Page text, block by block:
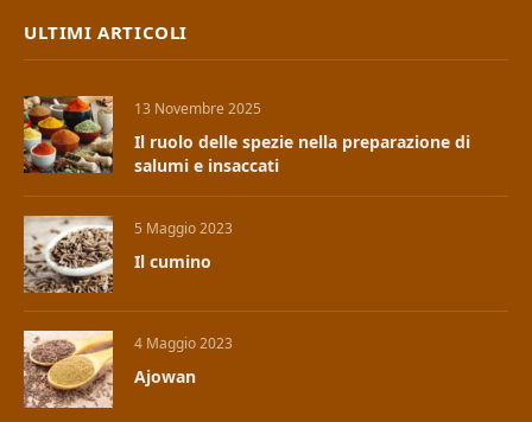
ULTIMI ARTICOLI
13 Novembre 2025
Il ruolo delle spezie nella preparazione di
salumi e insaccati
5 Maggio 2023
Il cumino
4 Maggio 2023
Ajowan